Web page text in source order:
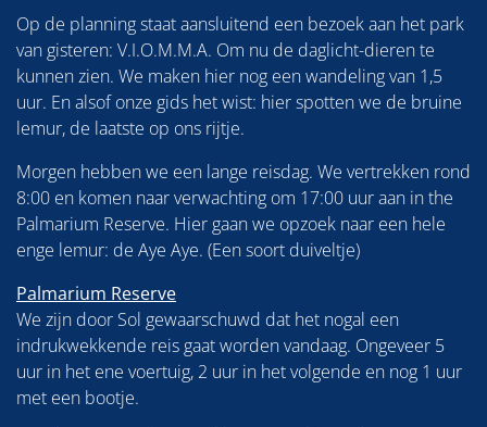
Op de planning staat aansluitend een bezoek aan het park
van gisteren: V.I.O.M.M.A. Om nu de daglicht-dieren te
kunnen zien. We maken hier nog een wandeling van 1,5
uur. En alsof onze gids het wist: hier spotten we de bruine
lemur, de laatste op ons rijtje.
Morgen hebben we een lange reisdag. We vertrekken rond
8:00 en komen naar verwachting om 17:00 uur aan in the
Palmarium Reserve. Hier gaan we opzoek naar een hele
enge lemur: de Aye Aye. (Een soort duiveltje)
Palmarium Reserve
We zijn door Sol gewaarschuwd dat het nogal een
indrukwekkende reis gaat worden vandaag. Ongeveer 5
uur in het ene voertuig, 2 uur in het volgende en nog 1 uur
met een bootje.